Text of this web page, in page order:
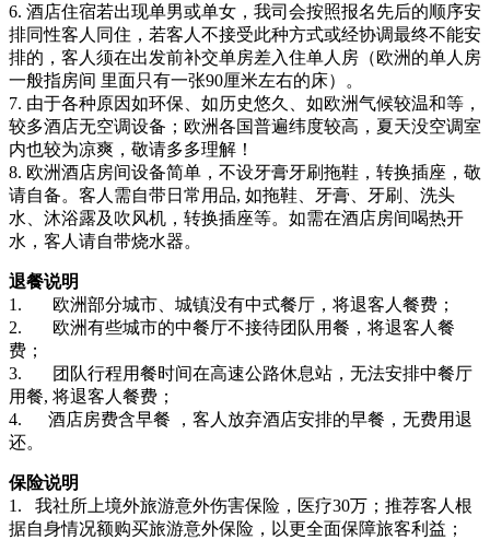
6. 酒店住宿若出现单男或单女，我司会按照报名先后的顺序安
排同性客人同住，若客人不接受此种方式或经协调最终不能安
排的，客人须在出发前补交单房差入住单人房（欧洲的单人房
一般指房间 里面只有一张90厘米左右的床）。
7. 由于各种原因如环保、如历史悠久、如欧洲气候较温和等，
较多酒店无空调设备；欧洲各国普遍纬度较高，夏天没空调室
内也较为凉爽，敬请多多理解！
8. 欧洲酒店房间设备简单，不设牙膏牙刷拖鞋，转换插座，敬
请自备。客人需自带日常用品, 如拖鞋、牙膏、牙刷、洗头
水、沐浴露及吹风机，转换插座等。如需在酒店房间喝热开
水，客人请自带烧水器。
退餐说明
1. 欧洲部分城市、城镇没有中式餐厅，将退客人餐费；
2. 欧洲有些城市的中餐厅不接待团队用餐，将退客人餐
费；
3. 团队行程用餐时间在高速公路休息站，无法安排中餐厅
用餐, 将退客人餐费；
4. 酒店房费含早餐 ，客人放弃酒店安排的早餐，无费用退
还。
保险说明
1. 我社所上境外旅游意外伤害保险，医疗30万；推荐客人根
据自身情况额购买旅游意外保险，以更全面保障旅客利益；